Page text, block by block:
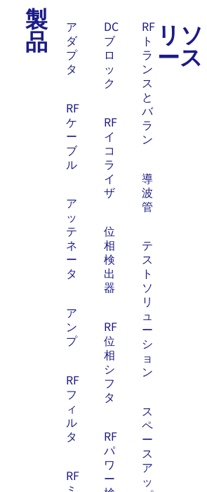
製
品
ア
ダ
プ
タ
RF
ケ
ー
ブ
ル
ア
ッ
テ
ネ
ー
タ
ア
ン
プ
RF
フ
ィ
ル
タ
RF
DC
ブ
ロ
ッ
ク
RF
イ
コ
ラ
イ
ザ
位
相
検
出
器
RF
位
相
シ
フ
タ
RF
パ
ワ
ー
RF
ト
ラ
ン
ス
と
バ
ラ
ン
導
波
管
テ
ス
ト
ソ
リ
ュ
ー
シ
ョ
ン
ス
ペ
ー
ス
ア
ッ
リソ
ース